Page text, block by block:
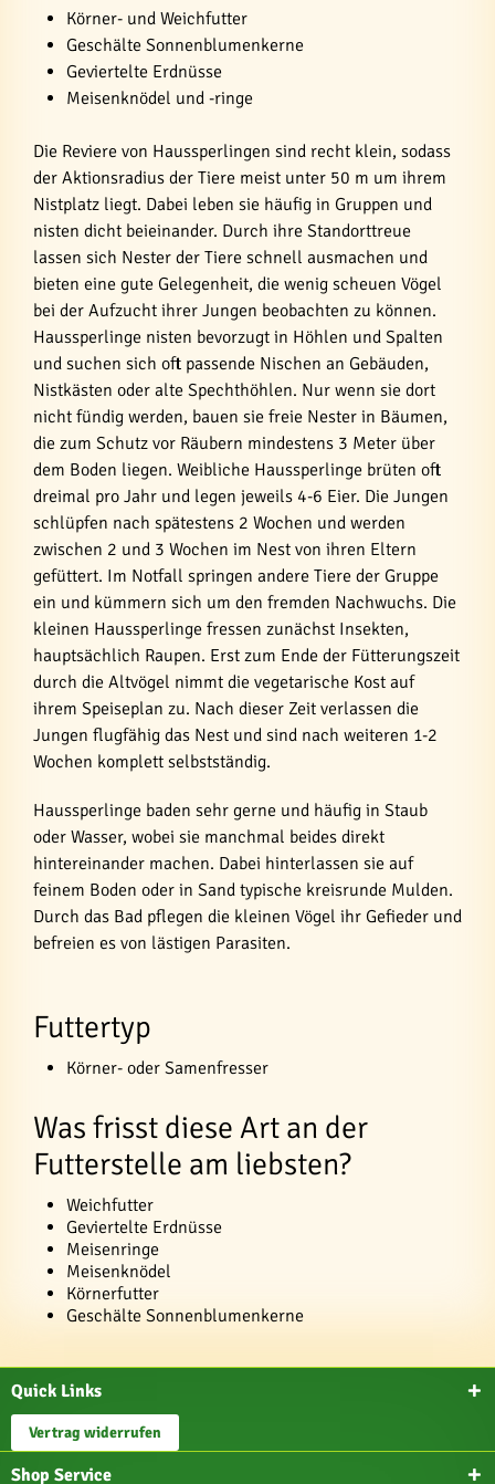
Körner- und Weichfutter
Geschälte Sonnenblumenkerne
Geviertelte Erdnüsse
Meisenknödel und -ringe
Die Reviere von Haussperlingen sind recht klein, sodass
der Aktionsradius der Tiere meist unter 50 m um ihrem
Nistplatz liegt. Dabei leben sie häufig in Gruppen und
nisten dicht beieinander. Durch ihre Standorttreue
lassen sich Nester der Tiere schnell ausmachen und
bieten eine gute Gelegenheit, die wenig scheuen Vögel
bei der Aufzucht ihrer Jungen beobachten zu können.
Haussperlinge nisten bevorzugt in Höhlen und Spalten
und suchen sich oft passende Nischen an Gebäuden,
Nistkästen oder alte Spechthöhlen. Nur wenn sie dort
nicht fündig werden, bauen sie freie Nester in Bäumen,
die zum Schutz vor Räubern mindestens 3 Meter über
dem Boden liegen. Weibliche Haussperlinge brüten oft
dreimal pro Jahr und legen jeweils 4-6 Eier. Die Jungen
schlüpfen nach spätestens 2 Wochen und werden
zwischen 2 und 3 Wochen im Nest von ihren Eltern
gefüttert. Im Notfall springen andere Tiere der Gruppe
ein und kümmern sich um den fremden Nachwuchs. Die
kleinen Haussperlinge fressen zunächst Insekten,
hauptsächlich Raupen. Erst zum Ende der Fütterungszeit
durch die Altvögel nimmt die vegetarische Kost auf
ihrem Speiseplan zu. Nach dieser Zeit verlassen die
Jungen flugfähig das Nest und sind nach weiteren 1-2
Wochen komplett selbstständig.
Haussperlinge baden sehr gerne und häufig in Staub
oder Wasser, wobei sie manchmal beides direkt
hintereinander machen. Dabei hinterlassen sie auf
feinem Boden oder in Sand typische kreisrunde Mulden.
Durch das Bad pflegen die kleinen Vögel ihr Gefieder und
befreien es von lästigen Parasiten.
Futtertyp
Körner- oder Samenfresser
Was frisst diese Art an der
Futterstelle am liebsten?
Weichfutter
Geviertelte Erdnüsse
Meisenringe
Meisenknödel
Körnerfutter
Geschälte Sonnenblumenkerne
Quick Links
Vertrag widerrufen
Shop Service